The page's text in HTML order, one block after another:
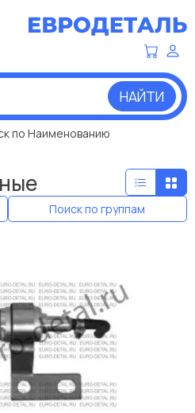
НАЙТИ
по Наименованию
Поиск по группам